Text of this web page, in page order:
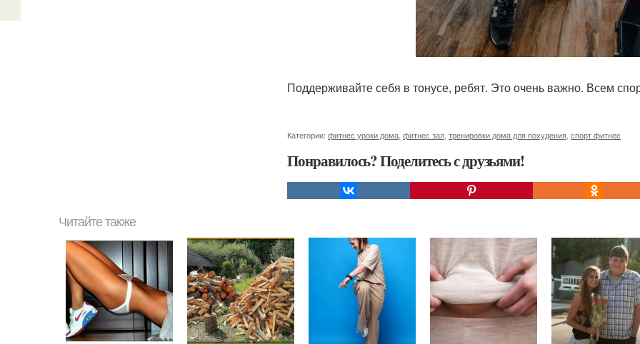
Поддерживайте себя в тонусе, ребят. Это очень важно. Всем
Категории: фитнес уроки дома фитнес зал тренировки дома для похудения спорт фитнес
Понравилось? Поделитесь с друзьями!
Читайте также